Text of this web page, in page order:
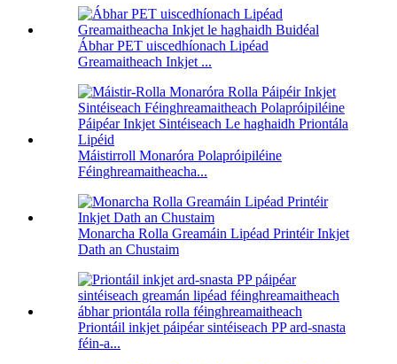
Ábhar PET uiscedhíonach Lipéad
Greamaitheach Inkjet ...
Máistirroll Monaróra Polapróipiléine
Féinghreamaitheacha...
Monarcha Rolla Greamáin Lipéad Printéir Inkjet
Dath an Chustaim
Priontáil inkjet páipéar sintéiseach PP ard-snasta
féin-a...